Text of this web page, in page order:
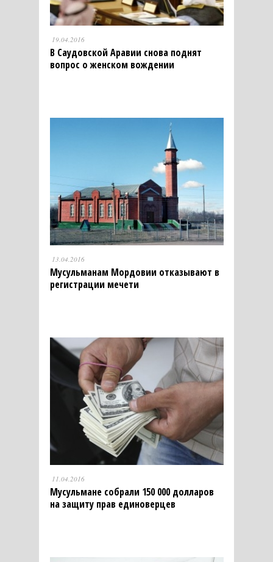
19.04.2016
В Саудовской Аравии снова поднят
вопрос о женском вождении
13.04.2016
Мусульманам Мордовии отказывают в
регистрации мечети
11.04.2016
Мусульмане собрали 150 000 долларов
на защиту прав единоверцев